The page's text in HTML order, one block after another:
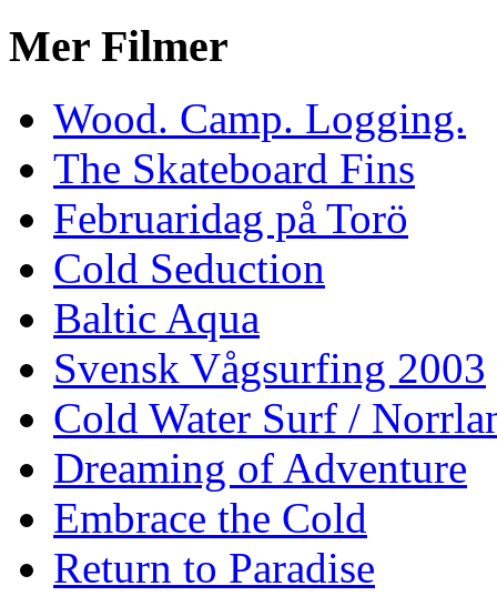
Mer Filmer
Wood. Camp. Logging.
The Skateboard Fins
Februaridag på Torö
Cold Seduction
Baltic Aqua
Svensk Vågsurfing 2003
Cold Water Surf /
Dreaming of Adventure
Embrace the Cold
Return to Paradise